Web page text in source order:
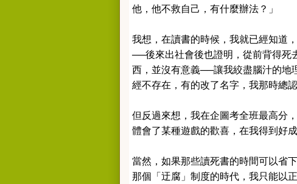
他，他不救自己，有什麼辦法？」
我想，在讀書的時候，我就已經知道
──後來出社會後也證明，從前背得死
西，並沒有意義──讓我絞盡腦汁的地
經不存在，有的改了名字，我那時總
但反過來想，我在企圖考全班最高分
體會了某種遊戲的歡喜，在我得到好
當然，如果那些讀死書的時間可以省
那個「迂腐」制度的時代，我只能以